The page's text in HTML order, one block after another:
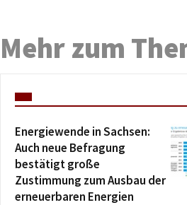
Mehr zum
Energiewende in Sachsen:
Auch neue Befragung
bestätigt große
Zustimmung zum Ausbau der
erneuerbaren Energien